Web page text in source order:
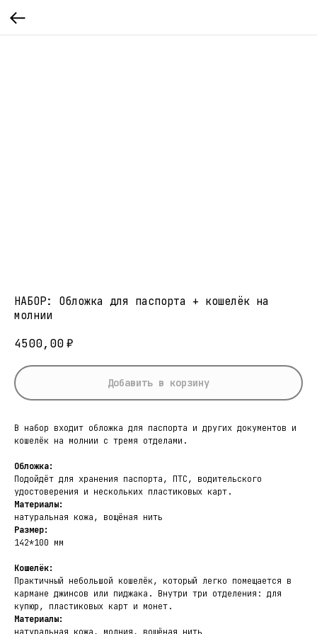
НАБОР: Обложка для паспорта + кошелёк на
молнии
4500,00₽
Добавить в корзину
В набор входит обложка для паспорта и других документов и
кошелёк на молнии с тремя отделами.
Обложка:
Подойдёт для хранения паспорта, ПТС, водительского
удостоверения и нескольких пластиковых карт.
Материалы:
натуральная кожа, вощёная нить
Размер:
142*100 мм
Кошелёк:
Практичный небольшой кошелёк, который легко помещается в
кармане джинсов или пиджака. Внутри три отделения: для
купюр, пластиковых карт и монет.
Материалы: